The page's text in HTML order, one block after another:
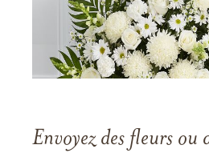
Envoyez des fleurs ou